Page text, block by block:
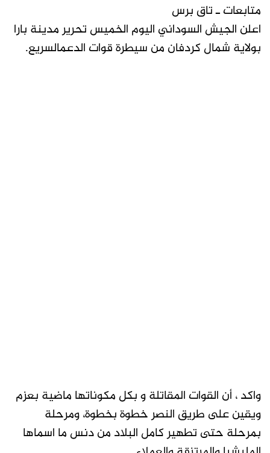
متابعات ـ تاق برس
اعلن الجيش السوداني اليوم الخميس تحرير مدينة بارا
بولاية شمال كردفان من سيطرة قوات الدعمالسريع.
واكد ، أن القوات المقاتلة و بكل مكوناتها ماضية بعزم
ويقين على طريق النصر خطوة بخطوة، ومرحلة
بمرحلة حتى تطهير كامل البلاد من دنس ما اسماها